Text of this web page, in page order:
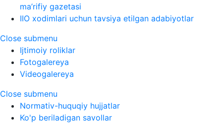
ma’rifiy gazetasi
IIO xodimlari uchun tavsiya etilgan adabiyotlar
Close submenu
Ijtimoiy roliklar
Fotogalereya
Videogalereya
Close submenu
Normativ-huquqiy hujjatlar
Ko'p beriladigan savollar